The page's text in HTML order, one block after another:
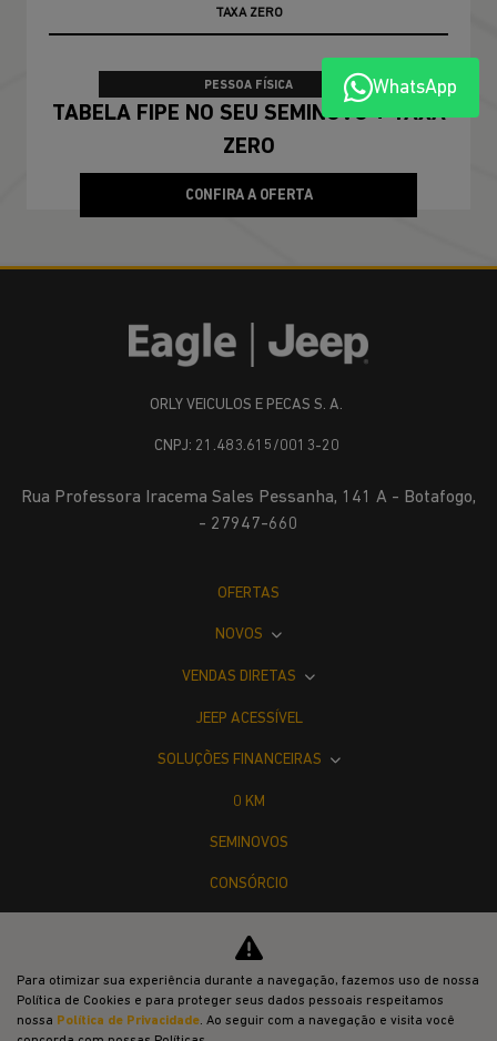
TABELA FIPE
PESSOA FÍSICA
TABELA FIPE NO SEU SEMINOVO + TAXA
ZERO
CONFIRA A OFERTA
WhatsApp
ORLY VEICULOS E PECAS S. A.
CNPJ: 21.483.615/0013-20
Rua Professora Iracema Sales Pessanha, 141 A - Botafogo,
- 27947-660
OFERTAS
NOVOS
VENDAS DIRETAS
JEEP ACESSÍVEL
SOLUÇÕES FINANCEIRAS
0 KM
SEMINOVOS
CONSÓRCIO
COMPARATIVO
Para otimizar sua experiência durante a navegação, fazemos uso de nossa
Política de Cookies e para proteger seus dados pessoais respeitamos
nossa Política de Privacidade. Ao seguir com a navegação e visita você